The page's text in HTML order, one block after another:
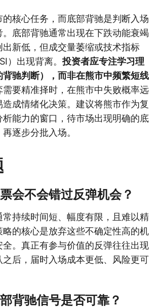
核心任务，而底部背驰是判断入场
。底部背驰通常出现在下跌动能衰竭
出新低，但成交量萎缩或技术指标
）出现背离。投资者应专注学习理
驰判断），而非在熊市中频繁短线
需要精准择时，在熊市中失败概率远
成情绪化决策。建议将熊市作为复
能力的窗口，待市场出现明确的底
逐步分批入场。
会不会错过反弹机会？
常持续时间短、幅度有限，且难以精
的核心是放弃这些不确定性高的机
。真正有参与价值的反弹往往出现
后，届时入场成本更低、风险更可
背驰信号是否可靠？